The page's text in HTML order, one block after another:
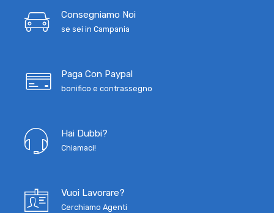
Consegniamo Noi
se sei in Campania
Paga Con Paypal
bonifico e contrassegno
Hai Dubbi?
Chiamaci!
Vuoi Lavorare?
Cerchiamo Agenti